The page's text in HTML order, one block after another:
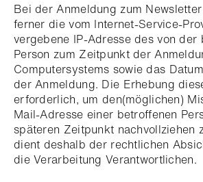
Bei der Anmeldung zum
ferner die vom Internet-Service-
vergebene IP-Adresse des von der
Person zum Zeitpunkt der
Computersystems sowie das
der Anmeldung. Die Erhebung
erforderlich, um den(möglichen)
Mail-Adresse einer betroffenen
späteren Zeitpunkt nachvollziehen
dient deshalb der rechtlichen
die Verarbeitung Verantwortlichen.